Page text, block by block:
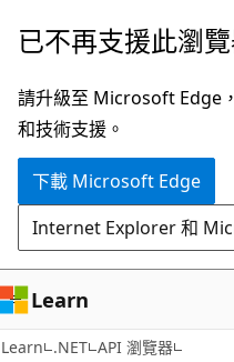
跳
主
要
內
跳
頁
面
內
覽
已不再支援此瀏覽
請升級至 Microsoft Edge
和技術支援。
下載 Microsoft Edge
Internet Explorer 和
Learn
Learn .NET API 瀏覽器